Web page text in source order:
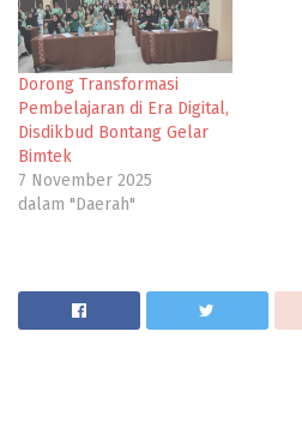
Dorong Transformasi
Pembelajaran di Era Digital,
Disdikbud Bontang Gelar
Bimtek
7 November 2025
dalam "Daerah"